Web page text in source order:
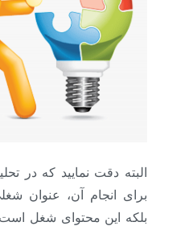
البته دقت نمایید که در
برای انجام آن، عنوان
بلکه این محتوای شغل